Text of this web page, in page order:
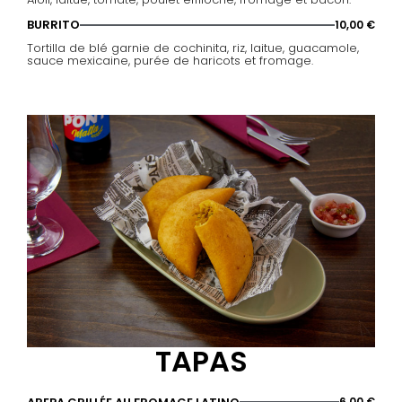
BURRITO
10,00 €
Tortilla de blé garnie de cochinita, riz, laitue, guacamole,
sauce mexicaine, purée de haricots et fromage.
TAPAS